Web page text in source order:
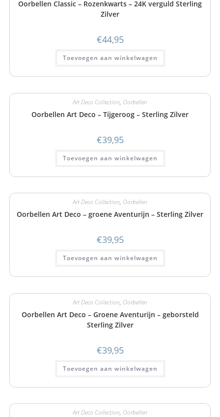
Oorbellen Classic – Rozenkwarts – 24K verguld Sterling
Zilver
€44,95
Toevoegen aan winkelwagen
Art Deco Collection, Oorbellen
Oorbellen Art Deco – Tijgeroog – Sterling Zilver
€39,95
Toevoegen aan winkelwagen
Art Deco Collection, Oorbellen
Oorbellen Art Deco – groene Aventurijn – Sterling Zilver
€39,95
Toevoegen aan winkelwagen
Art Deco Collection, Oorbellen
Oorbellen Art Deco – Groene Aventurijn – geborsteld
Sterling Zilver
€39,95
Toevoegen aan winkelwagen
Art Deco Collection, Oorbellen